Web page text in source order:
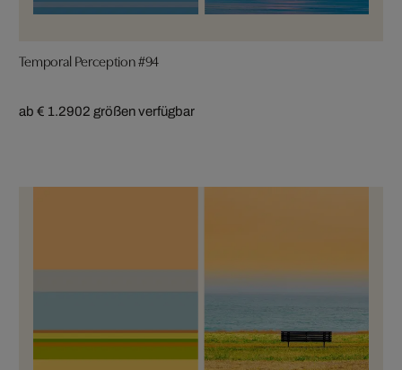
Temporal Perception #94
ab € 1.2902 größen verfügbar